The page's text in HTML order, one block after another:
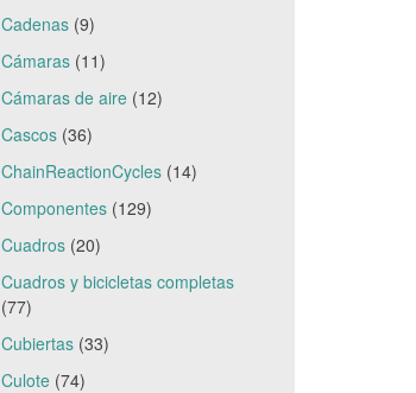
Cadenas(9)
Cámaras(11)
Cámaras de aire(12)
Cascos(36)
ChainReactionCycles(14)
Componentes(129)
Cuadros(20)
Cuadros y bicicletas completas
(77)
Cubiertas(33)
Culote(74)